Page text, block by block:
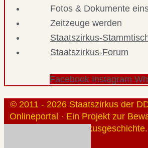
Fotos & Dokumente
Zeitzeuge werden
Staatszirkus-
Staatszirkus-Forum
Facebook Instagram
© 2011 - 2026 Staatszirkus der
Onlineportal · Ein Projekt zur
Zirkusgeschichte.